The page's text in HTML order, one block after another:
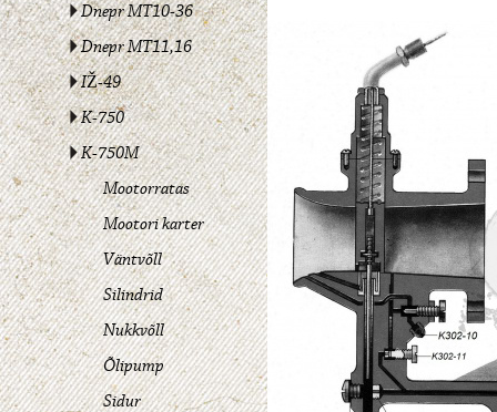
Dnepr MT10-36
Dnepr MT11,16
IŽ-49
K-750
K-750M
Mootorratas
Mootori karter
Väntvõll
Silindrid
Nukkvõll
Õlipump
Sidur